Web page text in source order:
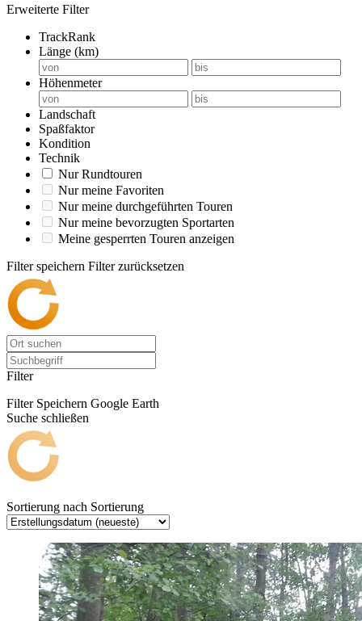
Erweiterte Filter
TrackRank
Länge (km)
Höhenmeter
Landschaft
Spaßfaktor
Kondition
Technik
Nur Rundtouren
Nur meine Favoriten
Nur meine durchgeführten Touren
Nur meine bevorzugten Sportarten
Meine gesperrten Touren anzeigen
Filter speichern Filter zurücksetzen
Filter
Filter Speichern Google Earth
Suche schließen
Sortierung nach Sortierung